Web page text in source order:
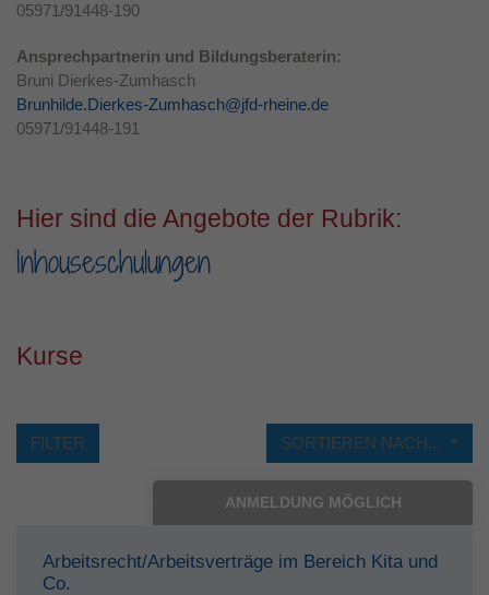
05971/91448-190
Ansprechpartnerin und Bildungsberaterin:
Bruni Dierkes-Zumhasch
Brunhilde.Dierkes-Zumhasch@jfd-rheine.de
05971/91448-191
Hier sind die Angebote der Rubrik:
Inhouseschulungen
Kurse
SORTIEREN NACH...
FILTER
ANMELDUNG MÖGLICH
Arbeitsrecht/Arbeitsverträge im Bereich Kita und
Co.
Zweck
Dieses Cookie wird verwendet, um Ihre
Cookie-Einstellungen für diese Website zu